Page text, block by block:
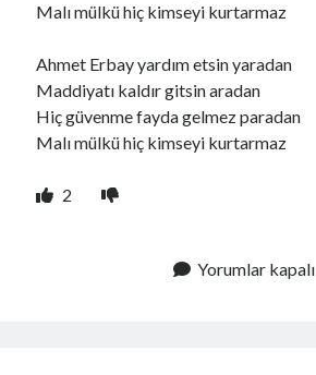
Malı mülkü hiç kimseyi kurtarmaz
Ahmet Erbay yardım etsin yaradan
Maddiyatı kaldır gitsin aradan
Hiç güvenme fayda gelmez paradan
Malı mülkü hiç kimseyi kurtarmaz
2
Yorumlar kapalı